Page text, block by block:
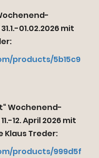
01.02.2026 mit
products/5b15c9
Wochenend-
12. April 2026 mit
Klaus Treder:
products/999d5f